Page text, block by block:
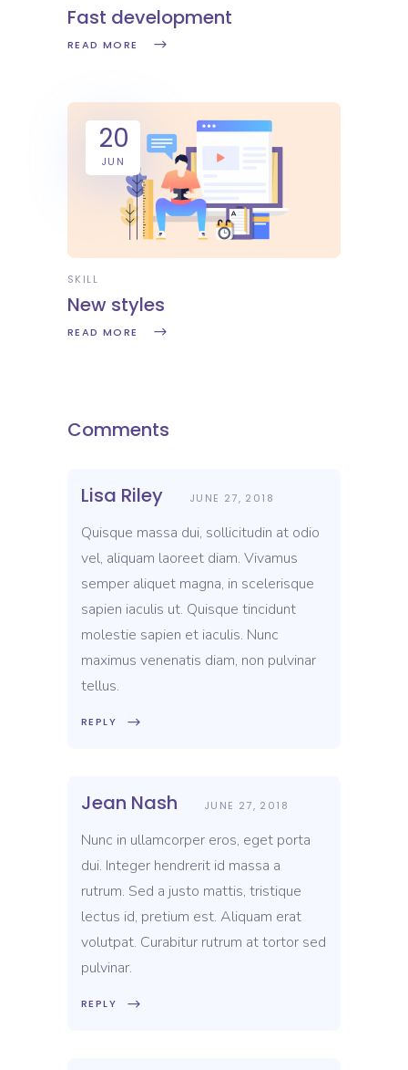
Fast development
READ MORE
20
JUN
SKILL
New styles
READ MORE
Comments
Lisa Riley JUNE 27, 2018
Quisque massa dui, sollicitudin at odio
vel, aliquam laoreet diam. Vivamus
semper aliquet magna, in scelerisque
sapien iaculis ut. Quisque tincidunt
molestie sapien et iaculis. Nunc
maximus venenatis diam, non pulvinar
tellus.
REPLY
Jean Nash JUNE 27, 2018
Nunc in ullamcorper eros, eget porta
dui. Integer hendrerit id massa a
rutrum. Sed a justo mattis, tristique
lectus id, pretium est. Aliquam erat
volutpat. Curabitur rutrum at tortor sed
pulvinar.
REPLY